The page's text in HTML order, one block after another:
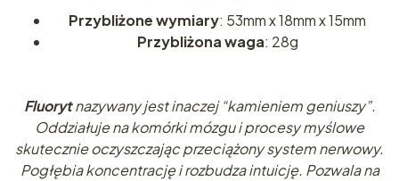
Przybliżone wymiary: 53mm x 18mm x 15mm
Przybliżona waga: 28g
Fluorytnazywany jest inaczej “kamieniem geniuszy”.
Oddziałuje na komórki mózgu i procesy myślowe
skutecznie oczyszczając przeciążony system nerwowy.
Pogłębia koncentrację i rozbudza intuicję. Pozwala na